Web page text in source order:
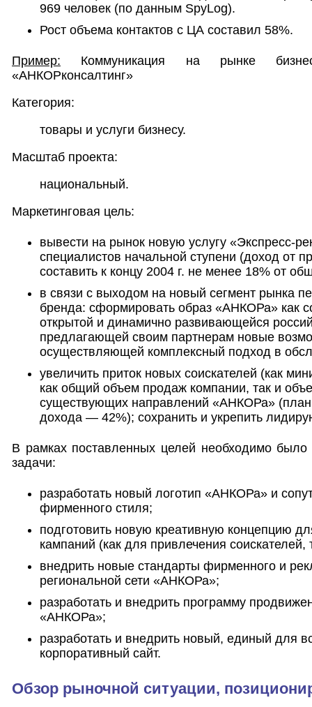
969 человек (по данным SpyLog).
Рост объема контактов с ЦА составил 58%.
Пример: Коммуникация на рынке
«АНКОРконсалтинг»
Категория:
товары и услуги бизнесу.
Масштаб проекта:
национальный.
Маркетинговая цель:
вывести на рынок новую услугу «Экспресс-
специалистов начальной ступени (доход от
составить к концу 2004 г. не менее 18% от
в связи с выходом на новый сегмент рынка
бренда: сформировать образ «АНКОРа» как
открытой и динамично развивающейся
предлагающей своим партнерам новые
осуществляющей комплексный подход в
увеличить приток новых соискателей (как
как общий объем продаж компании, так и
существующих направлений «АНКОРа»
дохода — 42%); сохранить и укрепить
В рамках поставленных целей необходимо
задачи:
разработать новый логотип «АНКОРа» и
фирменного стиля;
подготовить новую креативную концепцию
кампаний (как для привлечения соискателей,
внедрить новые стандарты фирменного и
региональной сети «АНКОРа»;
разработать и внедрить программу
«АНКОРа»;
разработать и внедрить новый, единый для
корпоративный сайт.
Обзор рыночной ситуации,